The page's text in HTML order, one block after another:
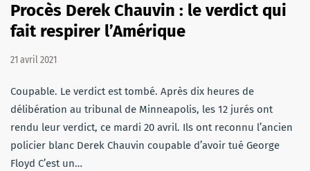
Procès Derek Chauvin : le verdict qui
fait respirer l’Amérique
21 avril 2021
Coupable. Le verdict est tombé. Après dix heures de
délibération au tribunal de Minneapolis, les 12 jurés ont
rendu leur verdict, ce mardi 20 avril. Ils ont reconnu l’ancien
policier blanc Derek Chauvin coupable d’avoir tué George
Floyd C’est un…